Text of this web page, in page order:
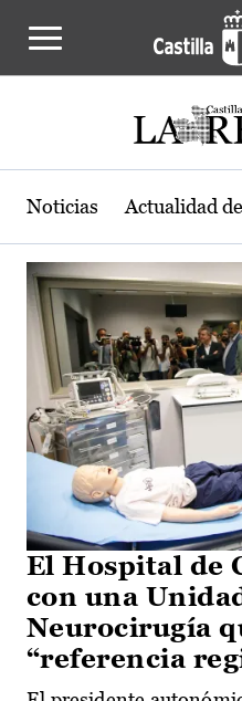
Actualidad de la
Noticias Actualidad
El Hospital de
con una
Neurocirugía
“referencia